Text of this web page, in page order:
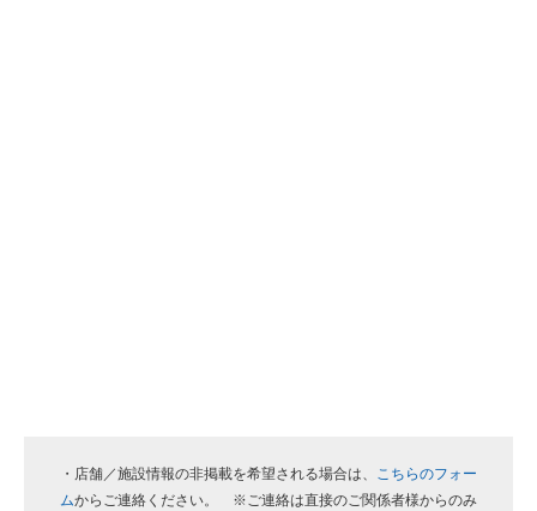
・店舗／施設情報の非掲載を希望される場合は、 こちらのフォー
ムからご連絡ください。 ※ご連絡は直接のご関係者様からのみ